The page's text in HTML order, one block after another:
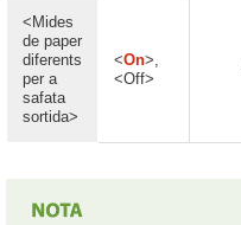
<Mides
de paper
diferents
per a
safata
sortida>
<On>,
<Off>